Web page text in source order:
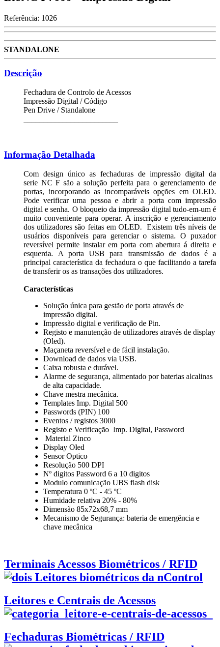
Referência: 1026
STANDALONE
Descrição
Fechadura de Controlo de Acessos
Impressão Digital / Código
Pen Drive / Standalone
Informação Detalhada
Com design único as fechaduras de impressão digital da
serie NC F são a solução perfeita para o gerenciamento de
portas, incorporando as incomparáveis opções em OLED.
Pode verificar uma pessoa e abrir a porta com impressão
digital e senha. O bloqueio da impressão digital tudo-em-um é
muito conveniente para operar. A inscrição e gerenciamento
dos utilizadores são feitas em OLED. Existem três níveis de
usuários disponíveis para gerenciar o sistema. O puxador
reversível permite instalar em porta com abertura á direita e
esquerda. A porta USB para transmissão de dados é a
principal característica da fechadura o que facilitando a tarefa
de transferir os as transações dos utilizadores.
Características
Solução única para gestão de porta através de
impressão digital.
Impressão digital e verificação de Pin.
Registo e manutenção de utilizadores através de display
(Oled).
Maçaneta reversível e de fácil instalação.
Download de dados via USB.
Caixa robusta e durável.
Alarme de segurança, alimentado por baterias alcalinas
de alta capacidade.
Chave mestra mecânica.
Templates Imp. Digital 500
Passwords (PIN) 100
Eventos / registos 3000
Registo e Verificação Imp. Digital, Password
Material Zinco
Display Oled
Sensor Optico
Resolução 500 DPI
Nº digitos Password 6 a 10 digitos
Modulo comunicação UBS flash disk
Temperatura 0 ºC - 45 ºC
Humidade relativa 20% - 80%
Dimensão 85x72x68,7 mm
Mecanismo de Segurança: bateria de emergência e
chave mecânica
Terminais Acessos Biométricos / RFID
Leitores e Centrais de Acessos
Fechaduras Biométricas / RFID